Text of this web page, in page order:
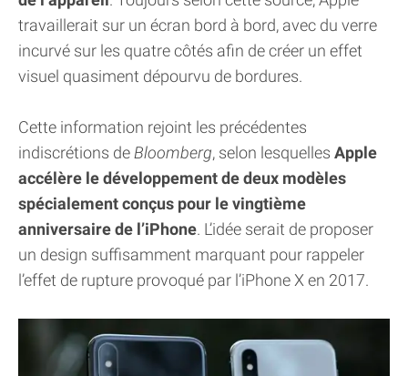
travaillerait sur un écran bord à bord, avec du verre
incurvé sur les quatre côtés afin de créer un effet
visuel quasiment dépourvu de bordures.
Cette information rejoint les précédentes
indiscrétions de Bloomberg, selon lesquelles Apple
accélère le développement de deux modèles
spécialement conçus pour le vingtième
anniversaire de l’iPhone. L’idée serait de proposer
un design suffisamment marquant pour rappeler
l’effet de rupture provoqué par l’iPhone X en 2017.